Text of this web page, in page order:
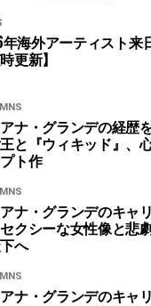
年海外アーティスト来
更新】
ナ・グランデの経歴
と『ウィキッド』、
ト作
ナ・グランデのキャ
クシーな女性像と悲
へ
ナ・グランデのキャ